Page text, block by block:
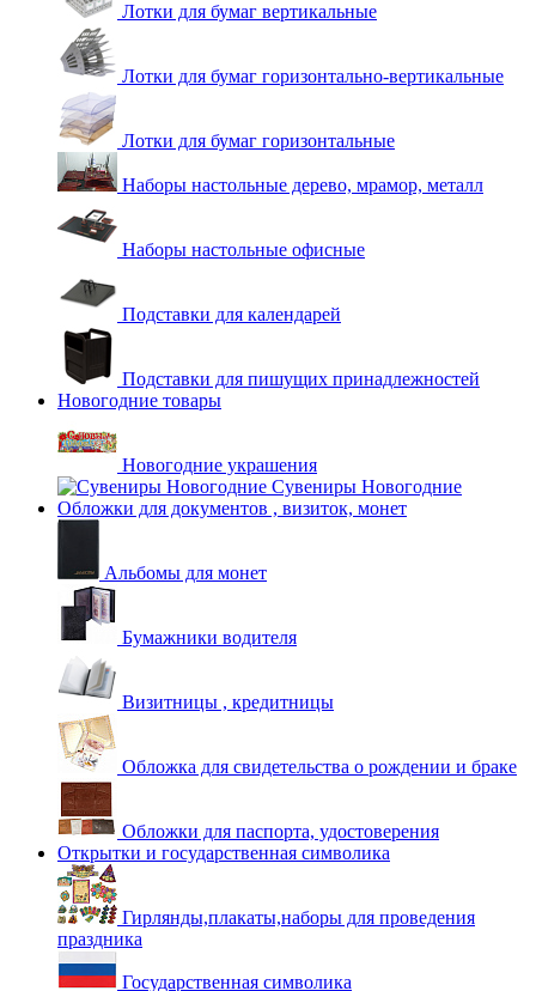
Лотки для бумаг вертикальные
Лотки для бумаг горизонтально-вертикальные
Лотки для бумаг горизонтальные
Наборы настольные дерево, мрамор, металл
Наборы настольные офисные
Подставки для календарей
Подставки для пишущих принадлежностей
Новогодние товары
Новогодние украшения
Сувениры Новогодние
Обложки для документов , визиток, монет
Альбомы для монет
Бумажники водителя
Визитницы , кредитницы
Обложка для свидетельства о рождении и браке
Обложки для паспорта, удостоверения
Открытки и государственная символика
Гирлянды,плакаты,наборы для проведения
праздника
Государственная символика